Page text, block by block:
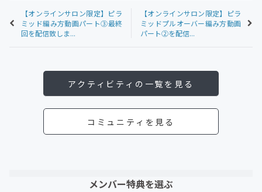
【オンラインサロン限定】ピラ
ミッド編み方動画パート③最終
回を配信致しま...
【オンラインサロン限定】ピラ
ミッドプルオーバー編み方動画
パート②を配信...
アクティビティの一覧を見る
コミュニティを見る
メンバー特典を選ぶ